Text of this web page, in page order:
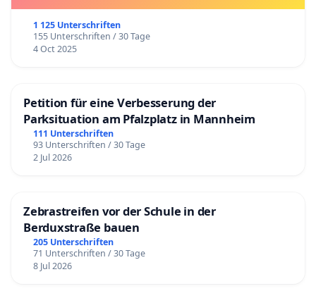
1 125 Unterschriften
155 Unterschriften / 30 Tage
4 Oct 2025
Petition für eine Verbesserung der
Parksituation am Pfalzplatz in Mannheim
111 Unterschriften
93 Unterschriften / 30 Tage
2 Jul 2026
Zebrastreifen vor der Schule in der
Berduxstraße bauen
205 Unterschriften
71 Unterschriften / 30 Tage
8 Jul 2026